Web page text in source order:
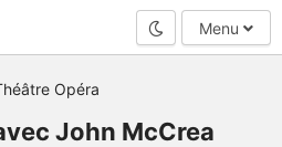
Mode nuit
Menu
Opéra
John McCrea